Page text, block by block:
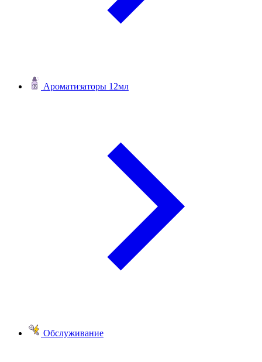
Ароматизаторы 12мл
Обслуживание